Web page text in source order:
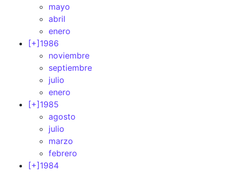
mayo
abril
enero
[+] 1986
noviembre
septiembre
julio
enero
[+] 1985
agosto
julio
marzo
febrero
[+] 1984